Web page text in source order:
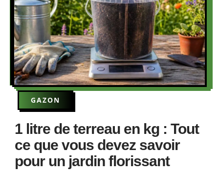
GAZON
1 litre de terreau en kg : Tout
ce que vous devez savoir
pour un jardin florissant